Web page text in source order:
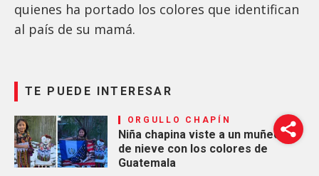
quienes ha portado los colores que identifican
al país de su mamá.
TE PUEDE INTERESAR
ORGULLO CHAPÍN
Niña chapina viste a un muñeco
de nieve con los colores de
Guatemala